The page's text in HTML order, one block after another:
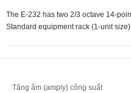
The E-232 has two 2/3 octave 14-
Standard equipment rack (1-unit
Tăng âm (amply) công suất